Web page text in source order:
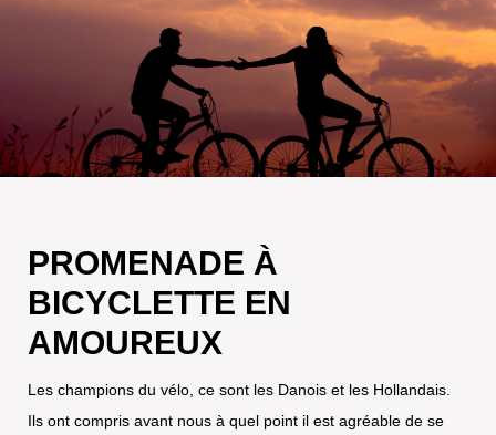
PROMENADE À
BICYCLETTE EN
AMOUREUX
Les champions du vélo, ce sont les Danois et les Hollandais.
Ils ont compris avant nous à quel point il est agréable de se